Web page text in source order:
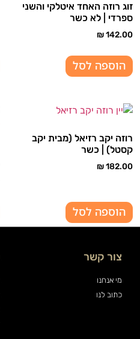
זוג רוזה האחד איטלקי והשני
ספרדי | לא כשר
₪142.00
הוספה לסל
רוזה יקב רזיאל (מבית יקב
קסטל) | כשר
₪182.00
הוספה לסל
צור קשר
מי אנחנו
כתוב לנו